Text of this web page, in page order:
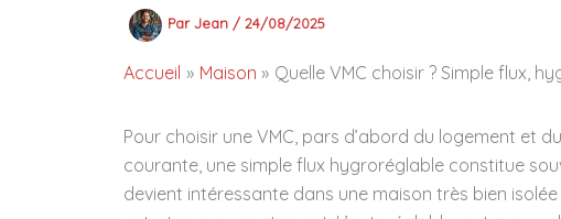
ParJean / 24/08/2025
Accueil Maison Quelle VMC choisir ? Simple flux,
Pour choisir une VMC, pars d’abord du logement et
courante, une simple flux hygroréglable constitue
devient intéressante dans une maison très bien